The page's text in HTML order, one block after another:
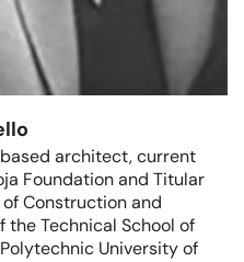
architect, current
Foundation and Titular
Construction and
Technical School of
University of